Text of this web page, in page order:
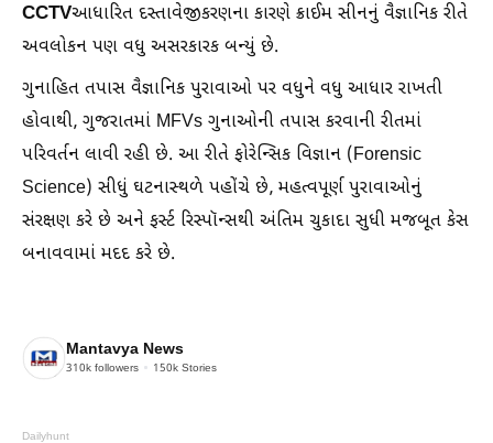
CCTVઆધારિત દસ્તાવેજીકરણના કારણે ક્રાઈમ સીનનું વૈજ્ઞાનિક રીતે
અવલોકન પણ વધુ અસરકારક બન્યું છે.
ગુનાહિત તપાસ વૈજ્ઞાનિક પુરાવાઓ પર વધુને વધુ આધાર રાખતી
હોવાથી, ગુજરાતમાં MFVs ગુનાઓની તપાસ કરવાની રીતમાં
પરિવર્તન લાવી રહી છે. આ રીતે ફોરેન્સિક વિજ્ઞાન (Forensic
Science) સીધું ઘટનાસ્થળે પહોંચે છે, મહત્વપૂર્ણ પુરાવાઓનું
સંરક્ષણ કરે છે અને ફર્સ્ટ રિસ્પૉન્સથી અંતિમ ચુકાદા સુધી મજબૂત કેસ
બનાવવામાં મદદ કરે છે.
Mantavya News
310k followers 150k Stories
Dailyhunt